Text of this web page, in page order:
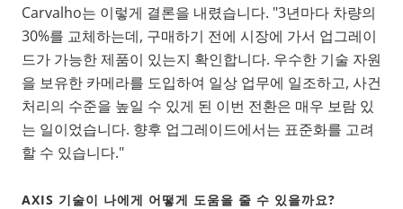
Carvalho는 이렇게 결론을 내렸습니다. "3년마다 차량의
30%를 교체하는데, 구매하기 전에 시장에 가서 업그레이
드가 가능한 제품이 있는지 확인합니다. 우수한 기술 자원
을 보유한 카메라를 도입하여 일상 업무에 일조하고, 사건
처리의 수준을 높일 수 있게 된 이번 전환은 매우 보람 있
는 일이었습니다. 향후 업그레이드에서는 표준화를 고려
할 수 있습니다."
AXIS 기술이 나에게 어떻게 도움을 줄 수 있을까요?